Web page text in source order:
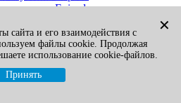
акустика Episode
акустика Focal
акустика Gato Audio
акустика Heco
акустика Jamo
акустика KEF
✕
сайта и его взаимодействия с
файлы cookie. Продолжая
использование cookie-файлов.
Принять